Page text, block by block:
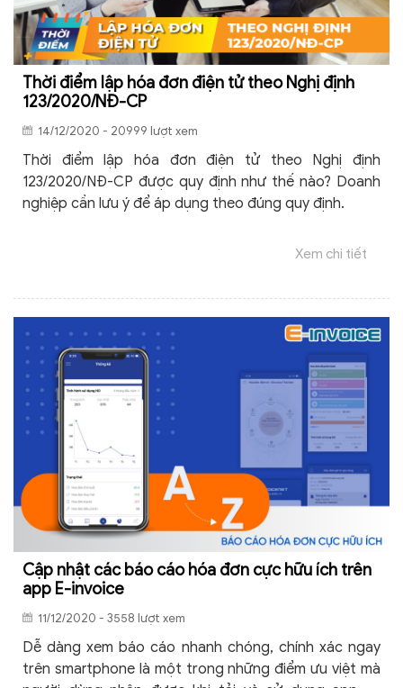
Thời điểm lập hóa đơn điện tử theo Nghị định
123/2020/NĐ-CP
14/12/2020 - 20999 lượt xem
Thời điểm lập hóa đơn điện tử theo Nghị định
123/2020/NĐ-CP được quy định như thế nào? Doanh
nghiệp cần lưu ý để áp dụng theo đúng quy định.
Xem chi tiết
Cập nhật các báo cáo hóa đơn cực hữu ích trên
app E-invoice
11/12/2020 - 3558 lượt xem
Dễ dàng xem báo cáo nhanh chóng, chính xác ngay
trên smartphone là một trong những điểm ưu việt mà